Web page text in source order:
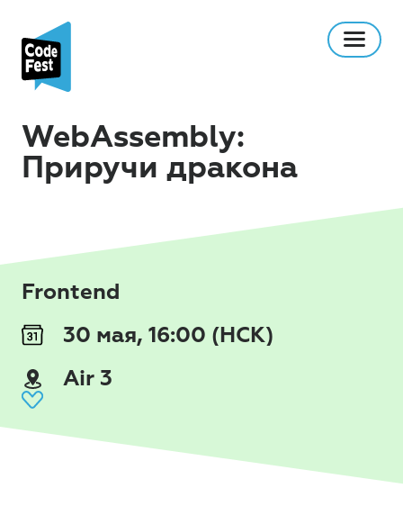
WebAssembly:
Приручи дракона
Frontend
30 мая, 16:00 (НСК)
Air 3